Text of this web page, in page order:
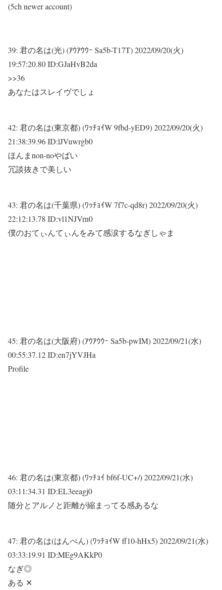
(5ch newer account)
39: 君の名は(光) (ｱｳｱｳｳｰ Sa5b-T17T)2022/09/20(火)
19:57:20.80 ID:GJaHvB2da
>>36
あなたはスレイヴでしょ
42: 君の名は(東京都) (ﾜｯﾁｮｲW 9fbd-yED9)2022/09/20(火)
21:38:39.96 ID:lJVuwrgb0
ほんまnon-noやばい
冗談抜きで美しい
43: 君の名は(千葉県) (ﾜｯﾁｮｲW 7f7c-qd8r)2022/09/20(火)
22:12:13.78 ID:vl1NJVrn0
僕のおてぃんてぃんをみて感涙するなぎしゃま
45: 君の名は(大阪府) (ｱｳｱｳｳｰ Sa5b-pwIM)2022/09/21(水)
00:55:37.12 ID:en7jYVJHa
Profile
46: 君の名は(東京都) (ﾜｯﾁｮｲ bf6f-UC+/)2022/09/21(水)
03:11:34.31 ID:EL3eeagj0
随分とアルノと距離が縮まってる感あるな
47: 君の名は(はんぺん) (ﾜｯﾁｮｲW ff10-hHx5)2022/09/21(水)
03:33:19.91 ID:MEg9AKkP0
なぎ◎
ある ✕